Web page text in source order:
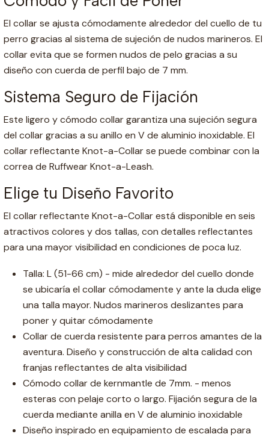
El collar se ajusta cómodamente alrededor del cuello de tu
perro gracias al sistema de sujeción de nudos marineros. El
collar evita que se formen nudos de pelo gracias a su
diseño con cuerda de perfil bajo de 7 mm.
Sistema Seguro de Fijación
Este ligero y cómodo collar garantiza una sujeción segura
del collar gracias a su anillo en V de aluminio inoxidable. El
collar reflectante Knot-a-Collar se puede combinar con la
correa de Ruffwear Knot-a-Leash.
Elige tu Diseño Favorito
El collar reflectante Knot-a-Collar está disponible en seis
atractivos colores y dos tallas, con detalles reflectantes
para una mayor visibilidad en condiciones de poca luz.
Talla: L (51-66 cm) - mide alrededor del cuello donde
se ubicaría el collar cómodamente y ante la duda elige
una talla mayor. Nudos marineros deslizantes para
poner y quitar cómodamente
Collar de cuerda resistente para perros amantes de la
aventura. Diseño y construcción de alta calidad con
franjas reflectantes de alta visibilidad
Cómodo collar de kernmantle de 7mm. - menos
esteras con pelaje corto o largo. Fijación segura de la
cuerda mediante anilla en V de aluminio inoxidable
Diseño inspirado en equipamiento de escalada para